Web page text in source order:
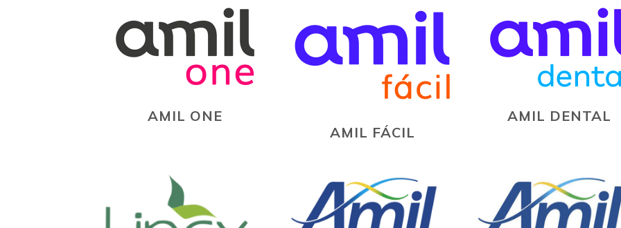
AMIL ONE
AMIL FÁCIL
AMIL DENTAL